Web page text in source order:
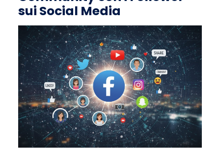
sui Social Media